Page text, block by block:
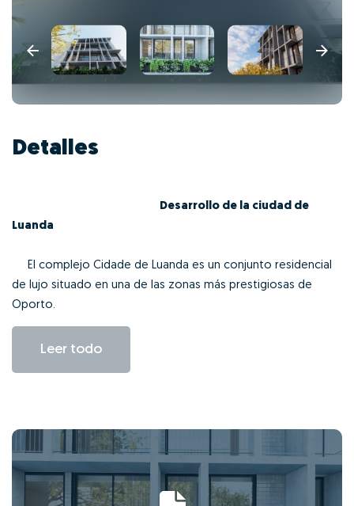
Detalles
Desarrollo de la ciudad de
Luanda
El complejo Cidade de Luanda es un conjunto residencial
de lujo situado en una de las zonas más prestigiosas de
Oporto.
Leer todo